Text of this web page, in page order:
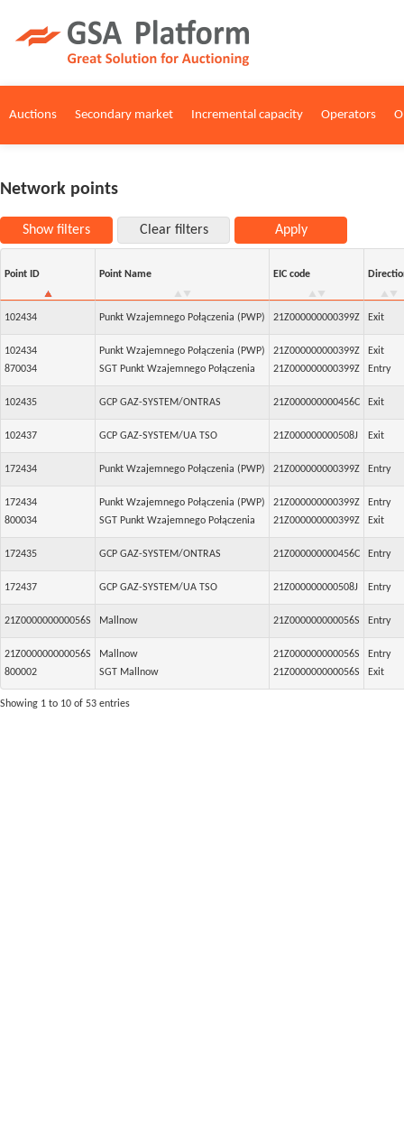
Auctions Secondary market Incremental capacity Operators
Network points
Show filters Clear filters Apply
Point ID Point Name EIC code
102434 Punkt Wzajemnego Połączenia (PWP) 21Z000000000399Z Exit
102434
870034
Punkt Wzajemnego Połączenia (PWP)
SGT Punkt Wzajemnego Połączenia
21Z000000000399Z
21Z000000000399Z
Exit
Entry
102435 GCP GAZ-SYSTEM/ONTRAS 21Z000000000456C Exit
102437 GCP GAZ-SYSTEM/UA TSO 21Z000000000508J Exit
172434 Punkt Wzajemnego Połączenia (PWP) 21Z000000000399Z Entry
172434
800034
Punkt Wzajemnego Połączenia (PWP)
SGT Punkt Wzajemnego Połączenia
21Z000000000399Z
21Z000000000399Z
Entry
Exit
172435 GCP GAZ-SYSTEM/ONTRAS 21Z000000000456C Entry
172437 GCP GAZ-SYSTEM/UA TSO 21Z000000000508J Entry
21Z000000000056S Mallnow 21Z000000000056S Entry
21Z000000000056S
800002
Mallnow
SGT Mallnow
21Z000000000056S
21Z000000000056S
Entry
Exit
Showing 1 to 10 of 53 entries